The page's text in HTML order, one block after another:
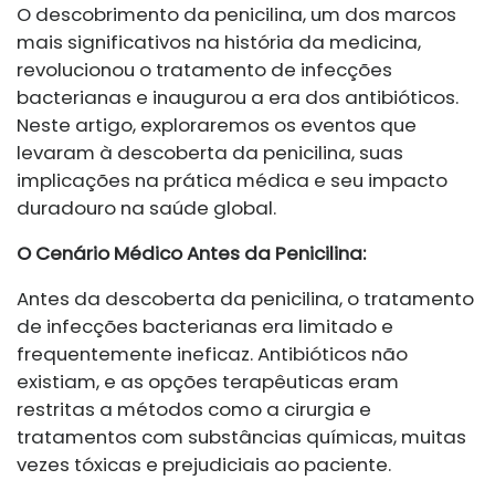
O descobrimento da penicilina, um dos marcos
mais significativos na história da medicina,
revolucionou o tratamento de infecções
bacterianas e inaugurou a era dos antibióticos.
Neste artigo, exploraremos os eventos que
levaram à descoberta da penicilina, suas
implicações na prática médica e seu impacto
duradouro na saúde global.
O Cenário Médico Antes da Penicilina:
Antes da descoberta da penicilina, o tratamento
de infecções bacterianas era limitado e
frequentemente ineficaz. Antibióticos não
existiam, e as opções terapêuticas eram
restritas a métodos como a cirurgia e
tratamentos com substâncias químicas, muitas
vezes tóxicas e prejudiciais ao paciente.